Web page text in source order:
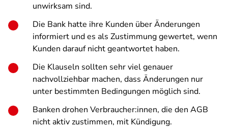
unwirksam sind.
Die Bank hatte ihre Kunden über Änderungen
informiert und es als Zustimmung gewertet, wenn
Kunden darauf nicht geantwortet haben.
Die Klauseln sollten sehr viel genauer
nachvollziehbar machen, dass Änderungen nur
unter bestimmten Bedingungen möglich sind.
Banken drohen Verbraucher:innen, die den AGB
nicht aktiv zustimmen, mit Kündigung.